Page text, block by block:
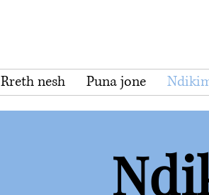
Rreth nesh Puna jone